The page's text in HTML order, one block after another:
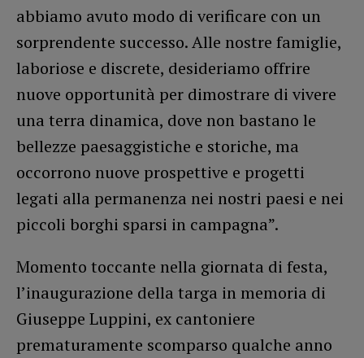
abbiamo avuto modo di verificare con un
sorprendente successo. Alle nostre famiglie,
laboriose e discrete, desideriamo offrire
nuove opportunità per dimostrare di vivere
una terra dinamica, dove non bastano le
bellezze paesaggistiche e storiche, ma
occorrono nuove prospettive e progetti
legati alla permanenza nei nostri paesi e nei
piccoli borghi sparsi in campagna”.
Momento toccante nella giornata di festa,
l’inaugurazione della targa in memoria di
Giuseppe Luppini, ex cantoniere
prematuramente scomparso qualche anno